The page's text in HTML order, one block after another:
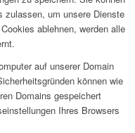
zulassen, um unsere Dienste
ablehnen, werden alle
auf unserer Domain
können wie
Domains gespeichert
Ihres Browsers